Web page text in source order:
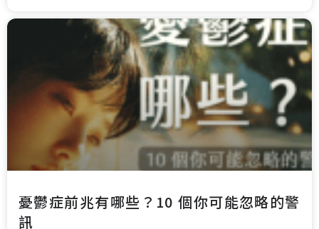
憂鬱症前兆有哪些？10 個你可能忽略的警
訊